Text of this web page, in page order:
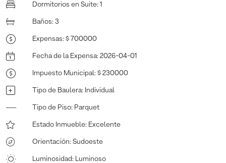
Dormitorios en Suite: 1
Baños: 3
Expensas: $ 700000
Fecha de la Expensa: 2026-04-01
Impuesto Municipal : $ 230000
Tipo de Baulera: Individual
Tipo de Piso: Parquet
Estado Inmueble: Excelente
Orientación: Sudoeste
Luminosidad: Luminoso